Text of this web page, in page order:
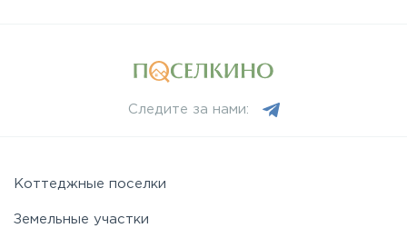
Следите за нами:
Коттеджные поселки
Земельные участки